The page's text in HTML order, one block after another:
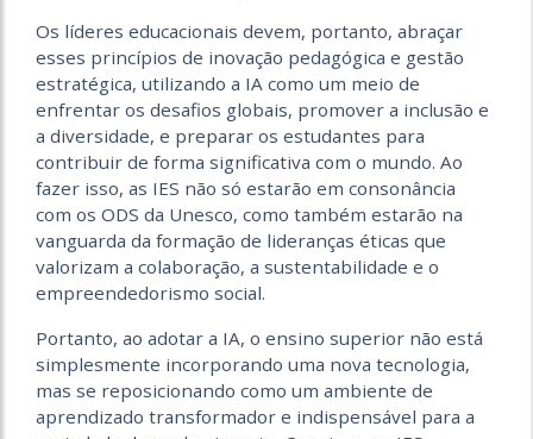
Os líderes educacionais devem, portanto, abraçar
esses princípios de inovação pedagógica e gestão
estratégica, utilizando a IA como um meio de
enfrentar os desafios globais, promover a inclusão e
a diversidade, e preparar os estudantes para
contribuir de forma significativa com o mundo. Ao
fazer isso, as IES não só estarão em consonância
com os ODS da Unesco, como também estarão na
vanguarda da formação de lideranças éticas que
valorizam a colaboração, a sustentabilidade e o
empreendedorismo social.
Portanto, ao adotar a IA, o ensino superior não está
simplesmente incorporando uma nova tecnologia,
mas se reposicionando como um ambiente de
aprendizado transformador e indispensável para a